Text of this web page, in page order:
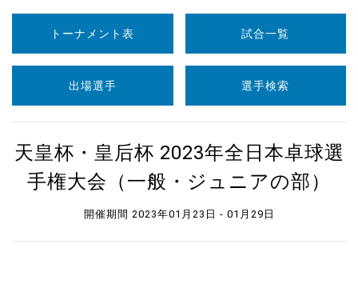
トーナメント表 試合一覧
出場選手 選手検索
天皇杯・皇后杯 2023年全日本卓球選
手権大会（一般・ジュニアの部）
開催期間 2023年01月23日 - 01月29日